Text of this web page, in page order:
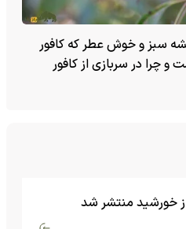
سبز و خوش عطر که کافور
و چرا در سربازی از کافور
خورشید منتشر شد